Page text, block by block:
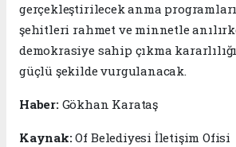
gerçekleştirilecek anma
şehitleri rahmet ve minnetle
demokrasiye sahip çıkma
güçlü şekilde vurgulanacak.
Haber: Gökhan Karataş
Kaynak:Of Belediyesi İletişim Ofisi